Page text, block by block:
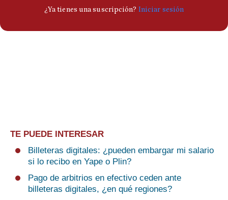
TE PUEDE INTERESAR
Billeteras digitales: ¿pueden embargar mi salario
si lo recibo en Yape o Plin?
Pago de arbitrios en efectivo ceden ante
billeteras digitales, ¿en qué regiones?